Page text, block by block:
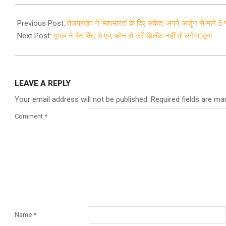
08-
22
Previous Post:तेजप्रताप ने ‘महाभारत’ के दिए संकेत, अपने अर्जुन से मांगे 5
Next Post:गूगल ने बैन किए ये एप, फोन से करें डिलीट नहीं तो लगेगा चूना
LEAVE A REPLY
Your email address will not be published. Required fields are
Comment *
Name *